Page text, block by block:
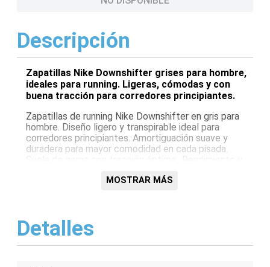
Descripción
Zapatillas Nike Downshifter grises para hombre,
ideales para running. Ligeras, cómodas y con
buena tracción para corredores principiantes.
Zapatillas de running Nike Downshifter en gris para
hombre. Diseño ligero y transpirable ideal para
corredores principiantes. Amortiguación suave y
duradera para mayor comodidad en cada pisada.
Amortiguación suave
Suela de goma con tracción
Ideales para principiantes
MOSTRAR MÁS
Detalles